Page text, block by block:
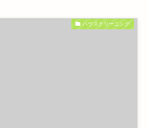
ハウスクリーニング